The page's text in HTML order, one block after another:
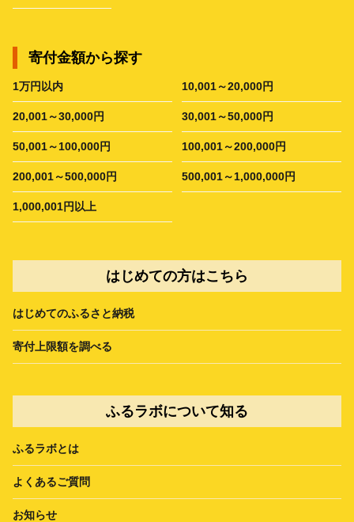
寄付金額から探す
1万円以内 10,001～20,000円
20,001～30,000円 30,001～50,000円
50,001～100,000円 100,001～200,000円
200,001～500,000円 500,001～1,000,000円
1,000,001円以上
はじめての方はこちら
はじめてのふるさと納税
寄付上限額を調べる
ふるラボについて知る
ふるラボとは
よくあるご質問
お知らせ